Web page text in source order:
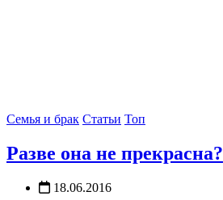
Семья и брак Статьи Топ
Разве она не прекрасна?
18.06.2016